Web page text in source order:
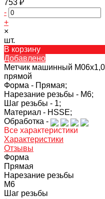
753 ₽
-
+
×
шт.
В корзину
Добавлено
Метчик машинный
прямой
Форма - Прямая;
Нарезание резьбы - M6;
Шаг резьбы - 1;
Материал - HSSE;
Обработка -
Все характеристики
Характеристики
Отзывы
Форма
Прямая
Нарезание резьбы
M6
Шаг резьбы